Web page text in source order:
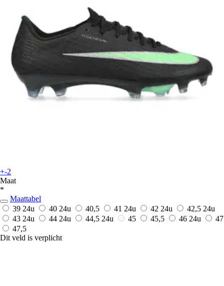
+-2
Maat
*
Maattabel
39 24u 40 24u 40,5 41 24u 42 24u 42,5 24u
43 24u 44 24u 44,5 24u 45 45,5 46 24u
47
47,5
Dit veld is verplicht